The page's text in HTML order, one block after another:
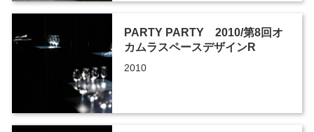
PARTY PARTY 2010/第8回オ
カムラスペースデザインR
2010